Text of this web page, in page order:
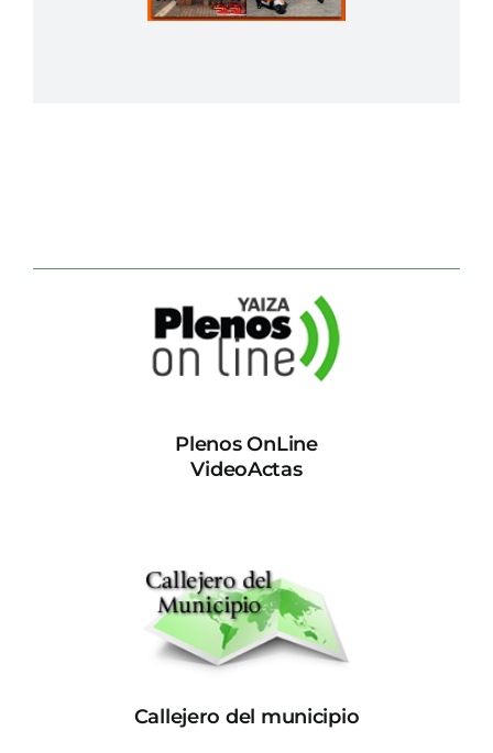
Plenos OnLine
VideoActas
Callejero del municipio